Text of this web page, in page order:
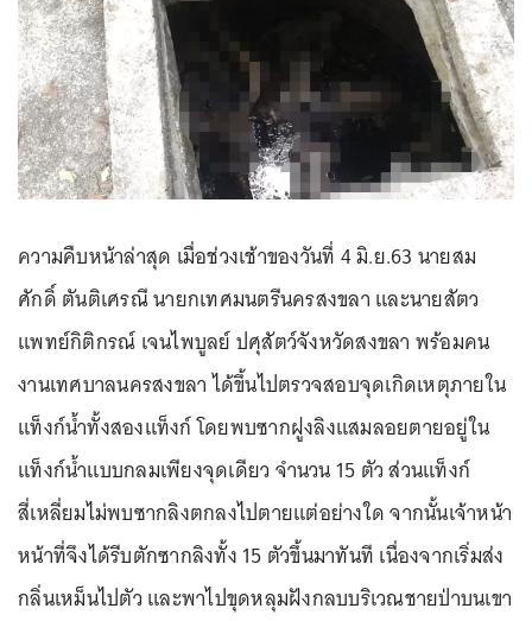
ความคืบหน้าล่าสุด เมื่อช่วงเช้าของวันที่ 4 มิ.ย.63 นายสม
ศักดิ์ ตันติเศรณี นายกเทศมนตรีนครสงขลา และนายสัตว
แพทย์กิติกรณ์ เจนไพบูลย์ ปศุสัตว์จังหวัดสงขลา พร้อมคน
งานเทศบาลนครสงขลา ได้ขึ้นไปตรวจสอบจุดเกิดเหตุภายใน
แท็งก์น้ำทั้งสองแท็งก์ โดยพบซากฝูงลิงแสมลอยตายอยู่ใน
แท็งก์น้ำแบบกลมเพียงจุดเดียว จำนวน 15 ตัว ส่วนแท็งก์
สี่เหลี่ยมไม่พบซากลิงตกลงไปตายแต่อย่างใด จากนั้นเจ้าหน้า
หน้าที่จึงได้รีบตักซากลิงทั้ง 15 ตัวขึ้นมาทันที เนื่องจากเริ่มส่ง
กลิ่นเหม็นไปตัว และพาไปขุดหลุมฝังกลบบริเวณชายป่าบนเขา